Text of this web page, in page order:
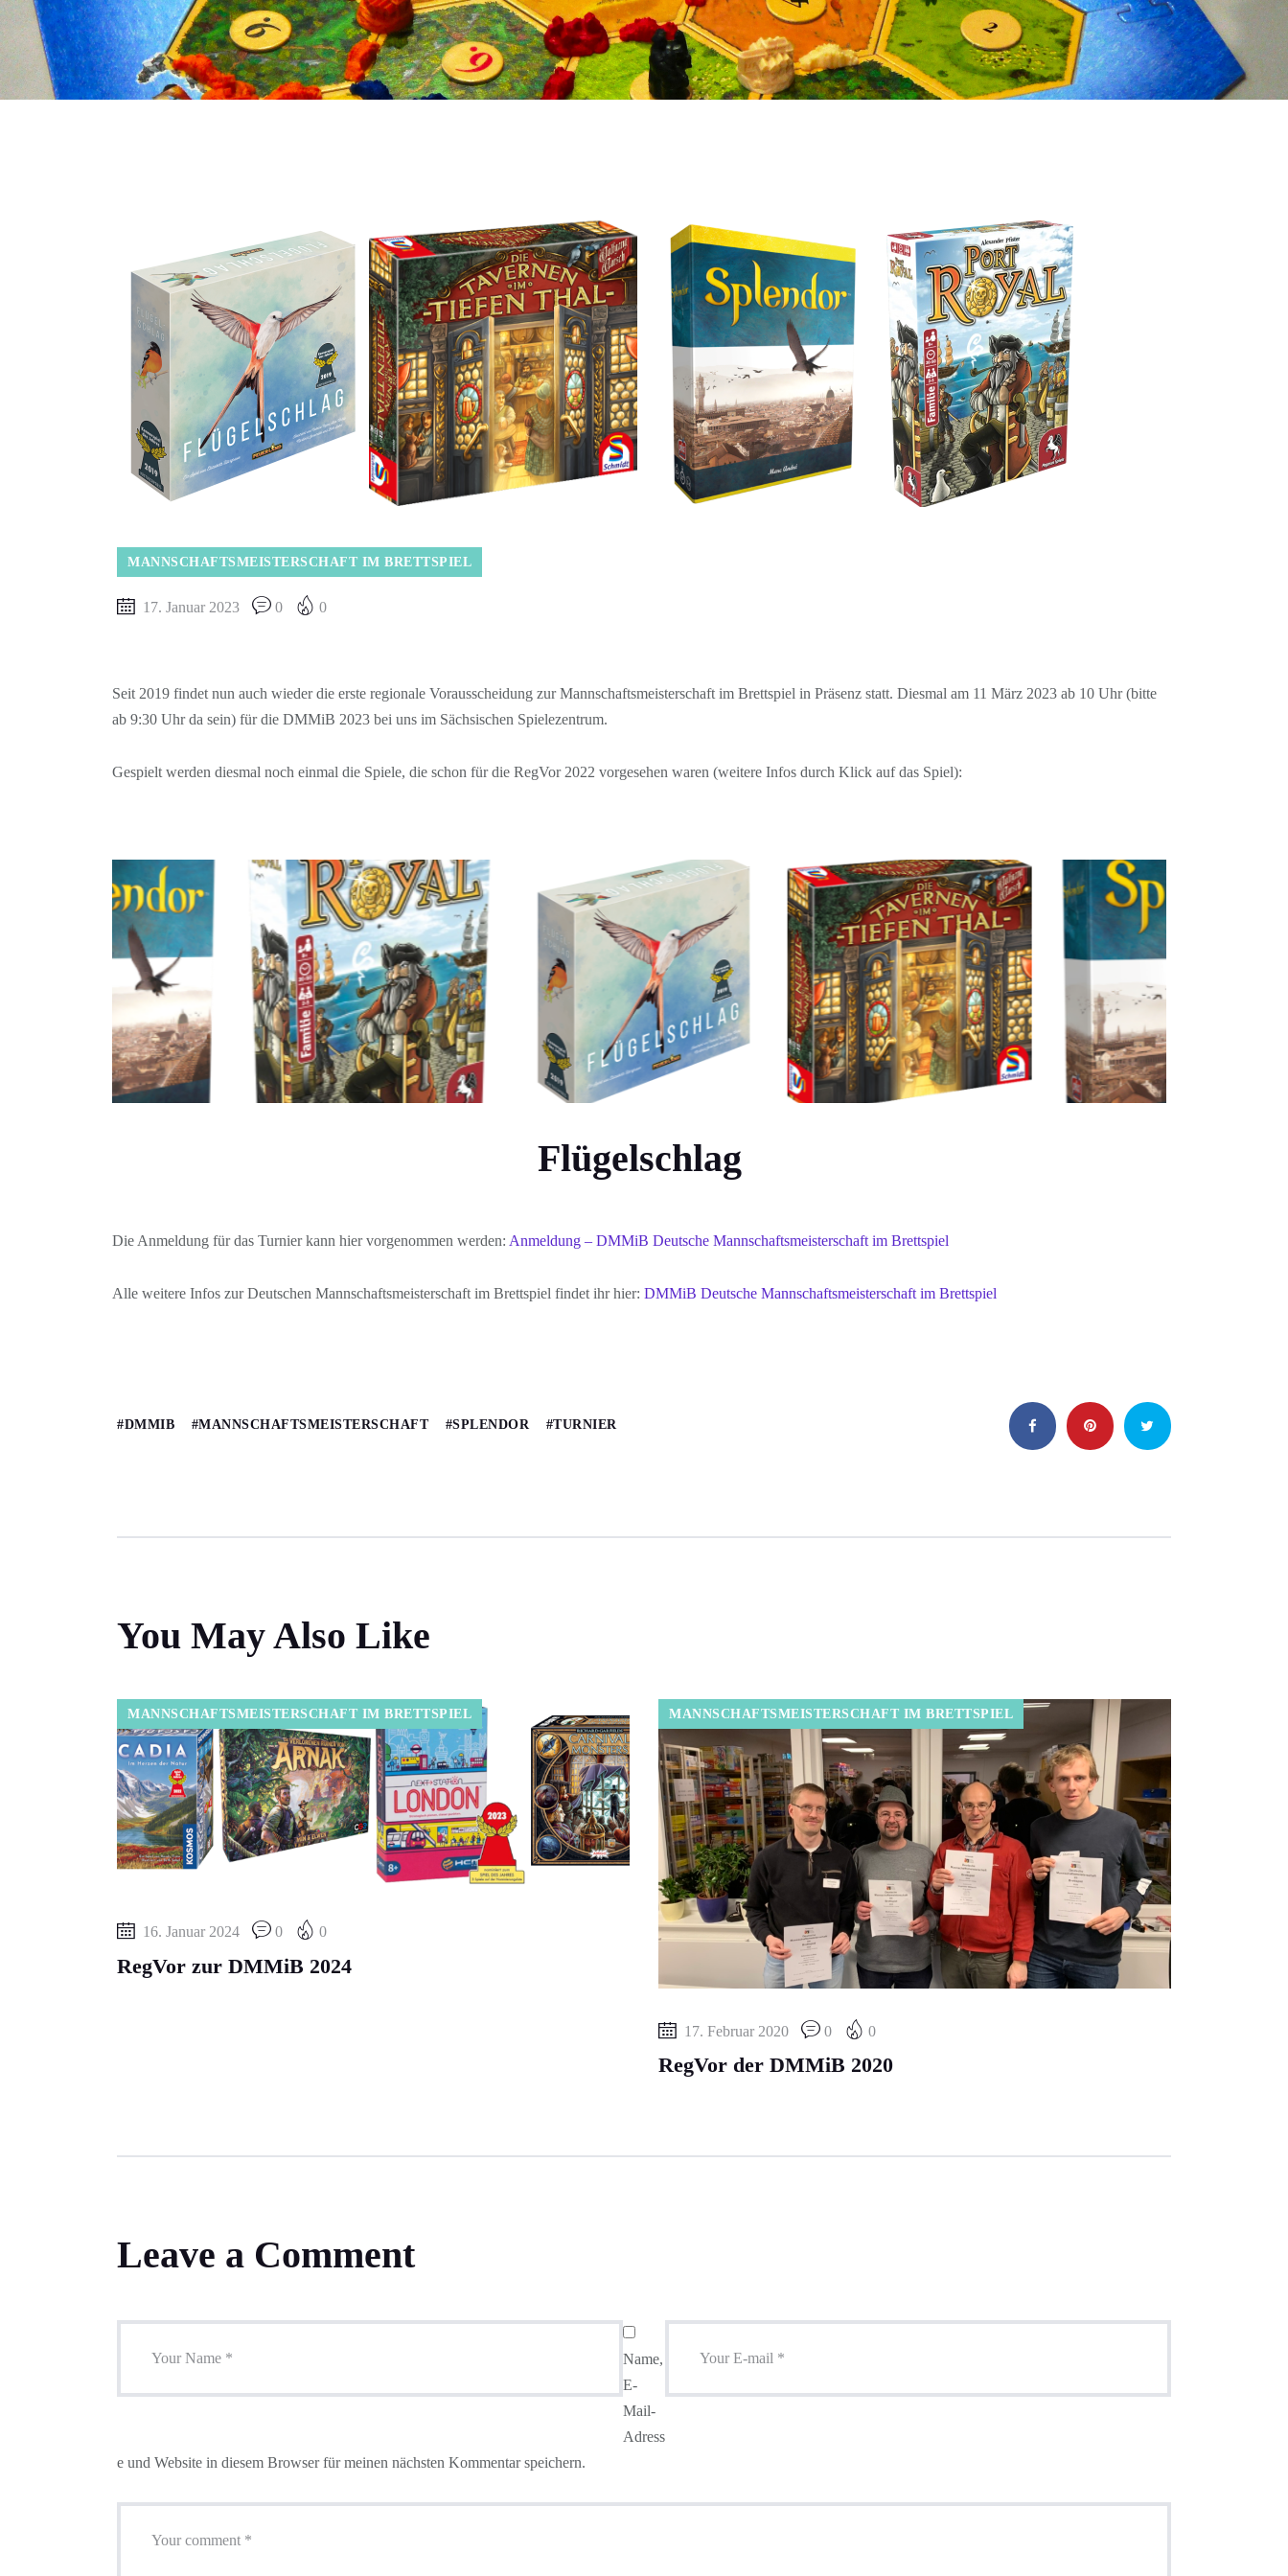
MANNSCHAFTSMEISTERSCHAFT IM BRETTSPIEL
17. Januar 2023 0 0
Seit 2019 findet nun auch wieder die erste regionale Vorausscheidung zur Mannschaftsmeisterschaft im Brettspiel in Präsenz statt. Diesmal am 11 März 2023 ab 10 Uhr (bitte
ab 9:30 Uhr da sein) für die DMMiB 2023 bei uns im Sächsischen Spielezentrum.
Gespielt werden diesmal noch einmal die Spiele, die schon für die RegVor 2022 vorgesehen waren (weitere Infos durch Klick auf das Spiel):
Flügelschlag
Die Anmeldung für das Turnier kann hier vorgenommen werden: Anmeldung – DMMiB Deutsche Mannschaftsmeisterschaft im Brettspiel
Alle weitere Infos zur Deutschen Mannschaftsmeisterschaft im Brettspiel findet ihr hier: DMMiB Deutsche Mannschaftsmeisterschaft im Brettspiel
DMMIB MANNSCHAFTSMEISTERSCHAFT SPLENDOR TURNIER
You May Also Like
MANNSCHAFTSMEISTERSCHAFT IM BRETTSPIEL
16. Januar 2024 0 0
RegVor zur DMMiB 2024
MANNSCHAFTSMEISTERSCHAFT IM BRETTSPIEL
17. Februar 2020 0 0
RegVor der DMMiB 2020
Leave a Comment
Name,
E-
Mail-
Adress
e und Website in diesem Browser für meinen nächsten Kommentar speichern.